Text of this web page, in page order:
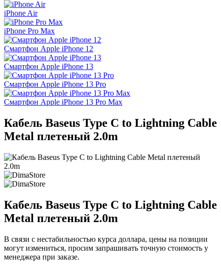
iPhone Air
iPhone Pro Max
Смартфон Apple iPhone 12
Смартфон Apple iPhone 13
Смартфон Apple iPhone 13 Pro
Смартфон Apple iPhone 13 Pro Max
Кабель Baseus Type C to Lightning Cable
Metal плетеный 2.0m
Кабель Baseus Type C to Lightning Cable
Metal плетеный 2.0m
В связи с нестабильностью курса доллара, цены на позиции
могут измениться, просим запрашивать точную стоимость у
менеджера при заказе.